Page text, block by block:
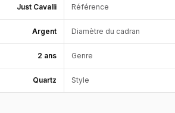
Just Cavalli Référence
Argent Diamètre du cadran
2 ans Genre
Quartz Style